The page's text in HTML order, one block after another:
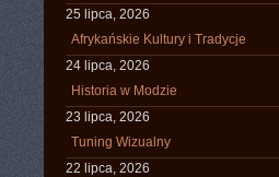
25 lipca, 2026
Afrykańskie Kultury i Tradycje
24 lipca, 2026
Historia w Modzie
23 lipca, 2026
Tuning Wizualny
22 lipca, 2026